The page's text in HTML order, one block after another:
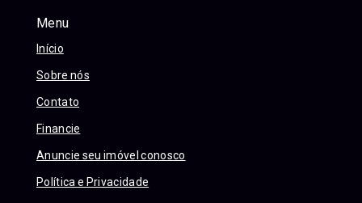
Menu
Início
Sobre nós
Contato
Financie
Anuncie seu imóvel conosco
Política e Privacidade